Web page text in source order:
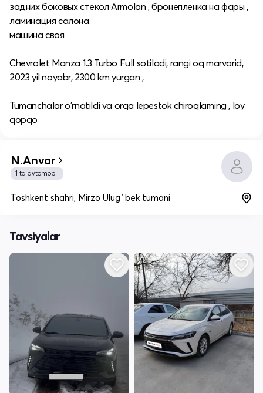
задних боковых стекол Armolan , бронепленка на фары ,
ламинация салона.
машина своя
Chevrolet Monza 1.3 Turbo Full sotiladi, rangi oq marvarid,
2023 yil noyabr, 2300 km yurgan ,
Tumanchalar o'rnatildi va orqa lepestok chiroqlarning , loy
qopqo
N.Anvar
1 ta avtomobil
Toshkent shahri, Mirzo Ulug`bek tumani
Tavsiyalar